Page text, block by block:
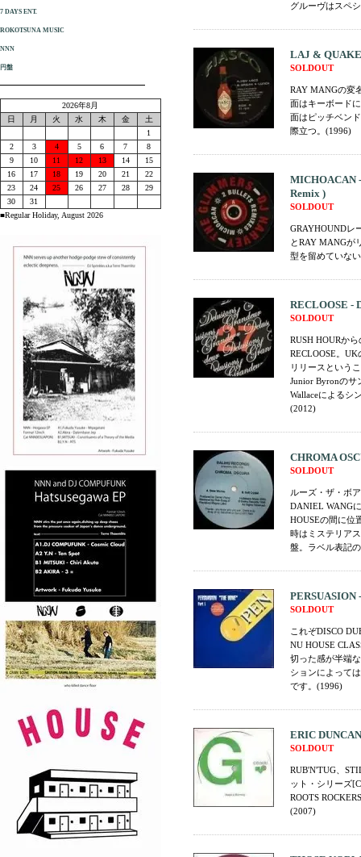
グルーヴはスペ
LAJ &
SOLDOUT
RAY MANGの変
面はキーボード
面はピッチベン
際立つ。(1996)
MICHOACAN
Remix )
SOLDOUT
GRAYHOUNDレ
とRAY MANGが
型を留めていな
RECLOOSE -
SOLDOUT
RUSH HOURか
RECLOOSE。
リリースという
Junior Byronのサ
Wallaceによるシ
(2012)
CHROMA
SOLDOUT
ルーズ・ザ・ボ
DANIEL WANG
HOUSEの間に位
時はミステリア
盤。ラベル表記
PERSUASION
SOLDOUT
これぞDISCO
NU HOUSE
切った感が半端
ションによって
です。(1996)
ERIC
SOLDOUT
RUB'N'TUG、
ット・シリーズ
ROOTS
(2007)
7 DAYS ENT.
ROKOTSUNA MUSIC
NNN
円盤
2026年8月
日
月 火 水 木 金
土
1
2
3 4 5 6 7
8
9
10 11 12 13 14
15
16
17 18 19 20 21
22
23
24 25 26 27 28
29
30
31
■Regular Holiday, August 2026